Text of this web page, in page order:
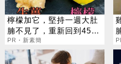
檸檬加它，堅持一週大肚
腩不見了，重新回到45公
斤
PR・新素簡